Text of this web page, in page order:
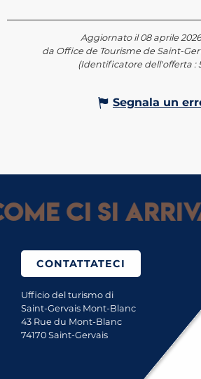
Aggiornato il 08 aprile 2026
da Office de Tourisme de Saint-
(Identificatore dell'offerta :
Segnala un
ci si
CONTATTATECI
Ufficio del turismo di
Saint-Gervais Mont-Blanc
43 Rue du Mont-Blanc
74170 Saint-Gervais